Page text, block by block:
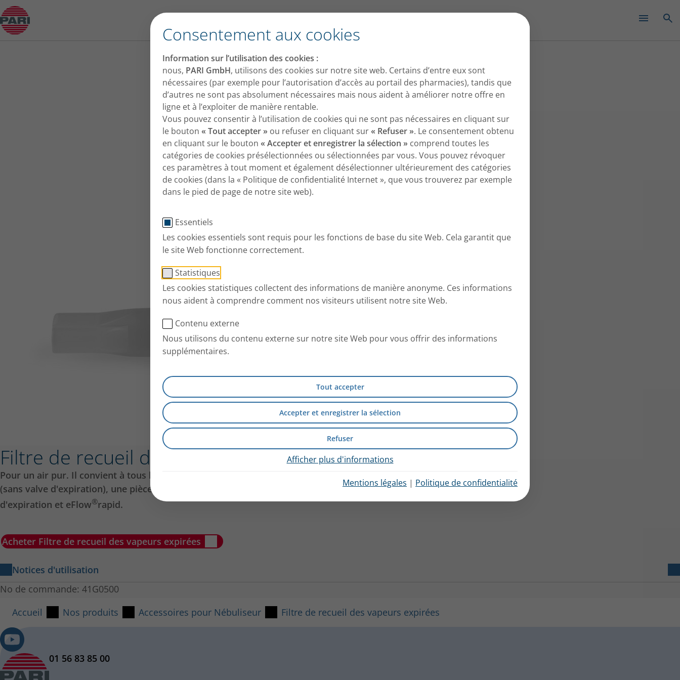
Consentement aux cookies
Information sur l’utilisation des cookies :
nous, PARI GmbH, utilisons des cookies sur notre site web. Certains d’entre eux sont
nécessaires (par exemple pour l’autorisation d’accès au portail des pharmacies), tandis que
d’autres ne sont pas absolument nécessaires mais nous aident à améliorer notre offre en
ligne et à l’exploiter de manière rentable.
Vous pouvez consentir à l’utilisation de cookies qui ne sont pas nécessaires en cliquant sur
le bouton « Tout accepter » ou refuser en cliquant sur« Refuser ». Le consentement obtenu
en cliquant sur le bouton « Accepter et enregistrer la sélection » comprend toutes les
catégories de cookies présélectionnées ou sélectionnées par vous. Vous pouvez révoquer
ces paramètres à tout moment et également désélectionner ultérieurement des catégories
de cookies (dans la « Politique de confidentialité Internet », que vous trouverez par exemple
dans le pied de page de notre site web).
Essentiels
Les cookies essentiels sont requis pour les fonctions de base du site Web. Cela garantit que
le site Web fonctionne correctement.
Statistiques
Les cookies statistiques collectent des informations de manière anonyme. Ces informations
nous aident à comprendre comment nos visiteurs utilisent notre site Web.
Contenu externe
Nous utilisons du contenu externe sur notre site Web pour vous offrir des informations
supplémentaires.
Tout accepter
Accepter et enregistrer la sélection
Refuser
Afficher plus d'informations
Mentions légales | Politique de confidentialité
Système PARI PEP ®
Filtre de recueil des vapeurs expirées
Pour un air pur. Il convient à tous les nébuliseurs PARI et inclut un embout buccal
(sans valve d'expiration), une pièce en Y et un filtre d'expiration avec valve
d'expiration et eFlow®rapid.
Acheter Filtre de recueil des vapeurs expirées
Notices d'utilisation
Notice d'utilisation Support pour filtre de recueil des vapeurs expirées
No de commande: 41G0500
Accueil
Nos produits Accessoires pour Nébuliseur Filtre de recueil des vapeurs expirées
01 56 83 85 00